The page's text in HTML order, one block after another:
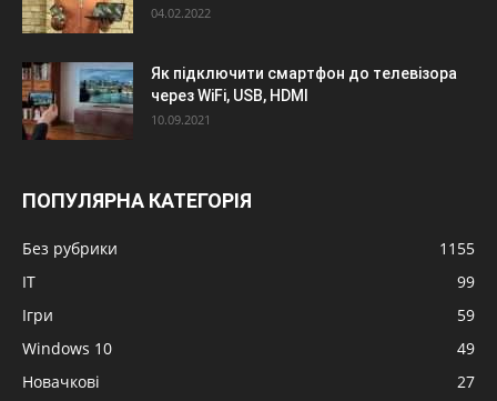
04.02.2022
Як підключити смартфон до телевізора
через WiFi, USB, HDMI
10.09.2021
ПОПУЛЯРНА КАТЕГОРІЯ
Без рубрики
1155
IT
99
Ігри
59
Windows 10
49
Новачкові
27